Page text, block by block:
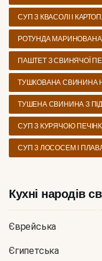
СУП З КВАСОЛІ І
РОТУНДА
ПАШТЕТ З СВИНЯЧОЇ
ТУШКОВАНА СВИНИНА
ТУШЕНА СВИНИНА З
СУП З КУРЯЧОЮ
СУП З ЛОСОСЕМ І
Кухні народів
Єврейська
Єгипетська